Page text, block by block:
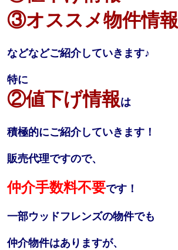
③オススメ物件情報
などなどご紹介していきます♪
特に
②値下げ情報は
積極的にご紹介していきます！
販売代理ですので、
仲介手数料不要です！
一部ウッドフレンズの物件でも
仲介物件はありますが、